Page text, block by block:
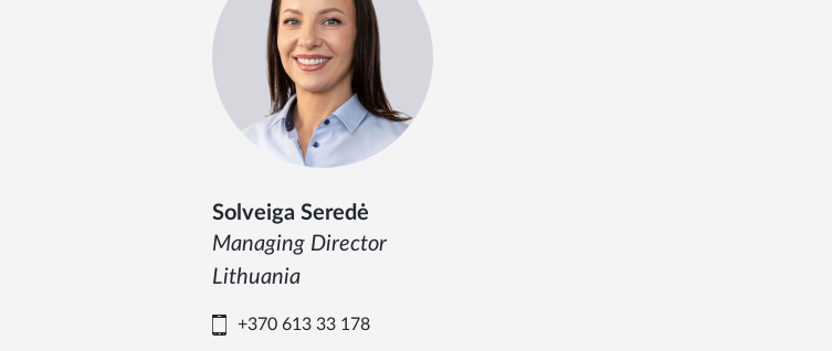
Solveiga Seredė
Managing Director
Lithuania
+370 613 33 178